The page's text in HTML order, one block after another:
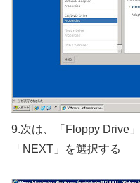
9.次は、「Floppy Drive
「NEXT」を選択する